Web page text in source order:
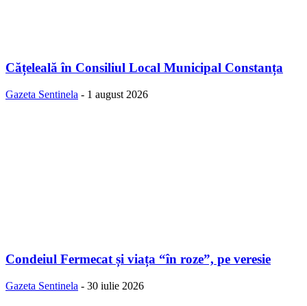
Cățeleală în Consiliul Local Municipal Constanța
Gazeta Sentinela - 1 august 2026
Condeiul Fermecat și viața “în roze”, pe veresie
Gazeta Sentinela - 30 iulie 2026